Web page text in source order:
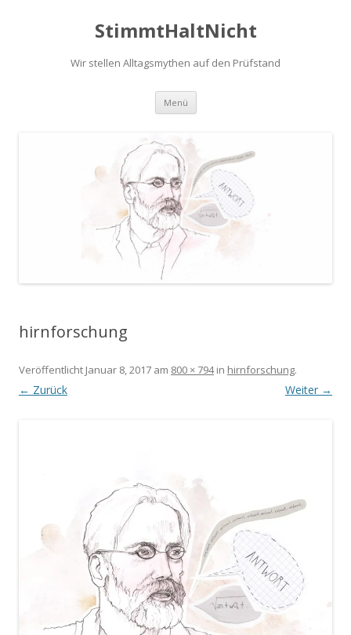
StimmtHaltNicht
Wir stellen Alltagsmythen auf den Prüfstand
Menü Zum
springen
hirnforschung
Veröffentlicht Januar 8, 2017 am 800 × 794in hirnforschung.
← Zurück Weiter →